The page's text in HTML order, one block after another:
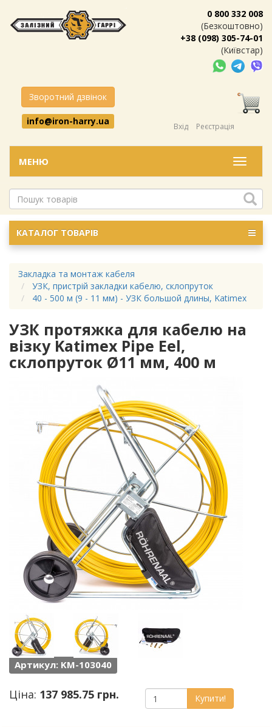
0 800 332 008
(Безкоштовно)
+38 (098) 305-74-01
(Київстар)
Зворотний дзвінок
info@iron-harry.ua
Вхід Реєстрація
Меню
МЕНЮ
КАТАЛОГ ТОВАРІВ
Закладка та монтаж кабеля
УЗК, пристрій закладки кабелю, склопруток
40 - 500 м (9 - 11 мм) - УЗК большой длины, Katimex
УЗК протяжка для кабелю на
візку Katimex Pipe Eel,
склопруток Ø11 мм, 400 м
Артикул: KM-103040
Ціна: 137 985.75 грн. Купити!